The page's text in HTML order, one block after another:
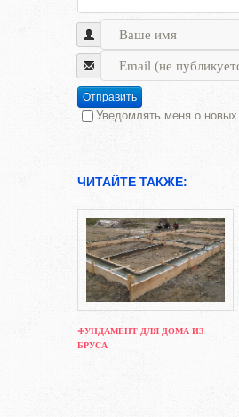
Отправить
Уведомлять меня о новых
ЧИТАЙТЕ ТАКЖЕ:
ФУНДАМЕНТ ДЛЯ ДОМА ИЗ
БРУСА